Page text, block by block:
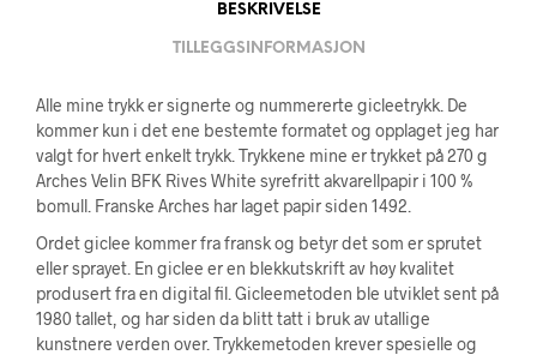
BESKRIVELSE
TILLEGGSINFORMASJON
Alle mine trykk er signerte og nummererte gicleetrykk. De
kommer kun i det ene bestemte formatet og opplaget jeg har
valgt for hvert enkelt trykk. Trykkene mine er trykket på 270 g
Arches Velin BFK Rives White syrefritt akvarellpapir i 100 %
bomull. Franske Arches har laget papir siden 1492.
Ordet giclee kommer fra fransk og betyr det som er sprutet
eller sprayet. En giclee er en blekkutskrift av høy kvalitet
produsert fra en digital fil. Gicleemetoden ble utviklet sent på
1980 tallet, og har siden da blitt tatt i bruk av utallige
kunstnere verden over. Trykkemetoden krever spesielle og